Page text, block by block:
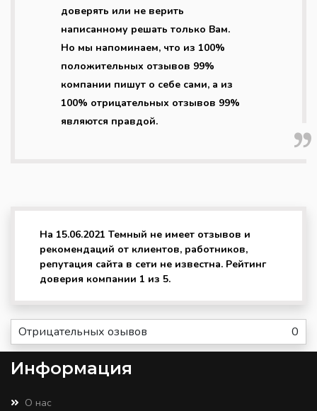
доверять или не верить
написанному решать только Вам.
Но мы напоминаем, что из 100%
положительных отзывов 99%
компании пишут о себе сами, а из
100% отрицательных отзывов 99%
являются правдой.
На 15.06.2021 Темный не имеет отзывов и
рекомендаций от клиентов, работников,
репутация сайта в сети не известна. Рейтинг
доверия компании 1 из 5.
Отрицательных озывов 0
Информация
О нас